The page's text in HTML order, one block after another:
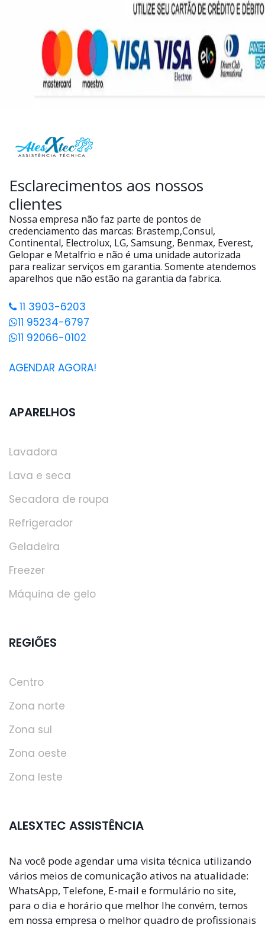
Esclarecimentos aos nossos
clientes
Nossa empresa não faz parte de pontos de
credenciamento das marcas: Brastemp,Consul,
Continental, Electrolux, LG, Samsung, Benmax, Everest,
Gelopar e Metalfrio e não é uma unidade autorizada
para realizar serviços em garantia. Somente atendemos
aparelhos que não estão na garantia da fabrica.
11 3903-6203
11 95234-6797
11 92066-0102
AGENDAR AGORA!
APARELHOS
Lavadora
Lava e seca
Secadora de roupa
Refrigerador
Geladeira
Freezer
Máquina de gelo
REGIÕES
Centro
Zona norte
Zona sul
Zona oeste
Zona leste
ALESXTEC ASSISTÊNCIA
Na você pode agendar uma visita técnica utilizando
vários meios de comunicação ativos na atualidade:
WhatsApp, Telefone, E-mail e formulário no site,
para o dia e horário que melhor lhe convém, temos
em nossa empresa o melhor quadro de profissionais